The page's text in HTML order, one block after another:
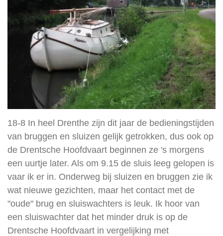
18-8 In heel Drenthe zijn dit jaar de bedieningstijden
van bruggen en sluizen gelijk getrokken, dus ook op
de Drentsche Hoofdvaart beginnen ze 's morgens
een uurtje later. Als om 9.15 de sluis leeg gelopen is
vaar ik er in. Onderweg bij sluizen en bruggen zie ik
wat nieuwe gezichten, maar het contact met de
"oude" brug en sluiswachters is leuk. Ik hoor van
een sluiswachter dat het minder druk is op de
Drentsche Hoofdvaart in vergelijking met